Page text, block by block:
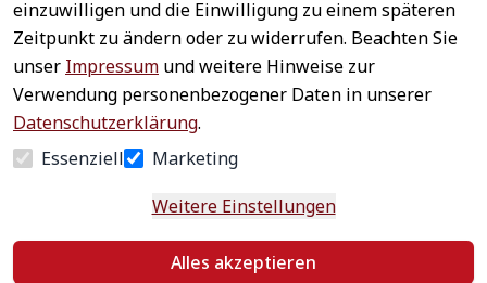
einzuwilligen und die Einwilligung zu einem späteren
Zeitpunkt zu ändern oder zu widerrufen. Beachten Sie
unser Impressum und weitere Hinweise zur
Verwendung personenbezogener Daten in unserer
Datenschutzerklärung.
Essenziell
Marketing
Weitere Einstellungen
Alles akzeptieren
Datenschutz
Widerrufsrecht
Widerrufsform
ular
Zahlung &
Versand
Newsletter
abonnieren
Häufige
Fragen
Schneller
Versand
Vertrag